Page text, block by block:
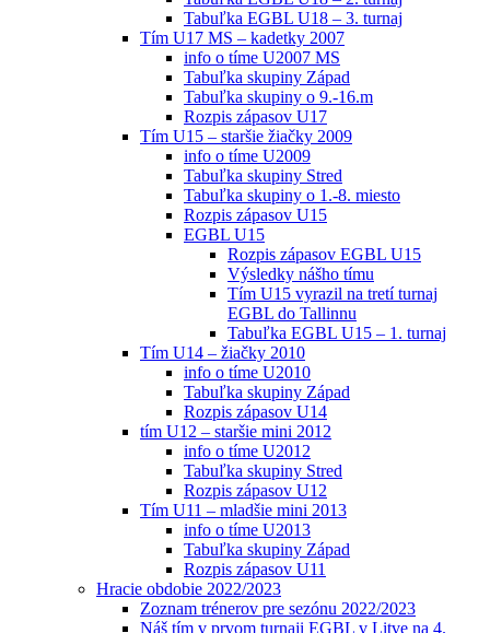
Tabuľka EGBL U18 – 3. turnaj
Tím U17 MS – kadetky 2007
info o tíme U2007 MS
Tabuľka skupiny Západ
Tabuľka skupiny o 9.-16.m
Rozpis zápasov U17
Tím U15 – staršie žiačky 2009
info o tíme U2009
Tabuľka skupiny Stred
Tabuľka skupiny o 1.-8. miesto
Rozpis zápasov U15
EGBL U15
Rozpis zápasov EGBL U15
Výsledky nášho tímu
Tím U15 vyrazil na tretí turnaj
EGBL do Tallinnu
Tabuľka EGBL U15 – 1. turnaj
Tím U14 – žiačky 2010
info o tíme U2010
Tabuľka skupiny Západ
Rozpis zápasov U14
tím U12 – staršie mini 2012
info o tíme U2012
Tabuľka skupiny Stred
Rozpis zápasov U12
Tím U11 – mladšie mini 2013
info o tíme U2013
Tabuľka skupiny Západ
Rozpis zápasov U11
Hracie obdobie 2022/2023
Zoznam trénerov pre sezónu 2022/2023
Náš tím v prvom turnaji EGBL v Litve na 4.